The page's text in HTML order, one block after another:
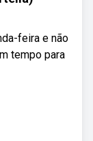
feira e não
tempo para